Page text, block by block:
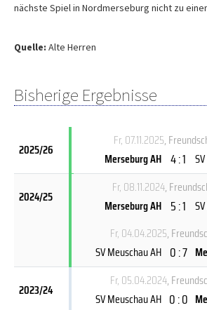
nächste Spiel in Nordmerseburg nicht zu
Quelle: Alte Herren
Bisherige Ergebnisse
2025/26
Fr, 07.11.2025,
Merseburg AH 4 : 1
2024/25
Fr, 08.11.2024,
Merseburg AH 5 : 1
Fr, 04.04.2025,
SV Meuschau AH 0 : 7
2023/24
Fr, 05.04.2024,
SV Meuschau AH 0 : 0